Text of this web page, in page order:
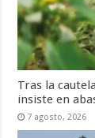
Tras la
insiste en
7 agosto, 2026